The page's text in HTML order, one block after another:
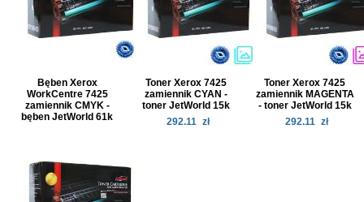
Bęben Xerox
WorkCentre 7425
zamiennik CMYK -
bęben JetWorld 61k
Toner Xerox 7425
zamiennik CYAN -
toner JetWorld 15k
292.11 zł
Toner Xerox 7425
zamiennik MAGENTA
- toner JetWorld 15k
292.11 zł